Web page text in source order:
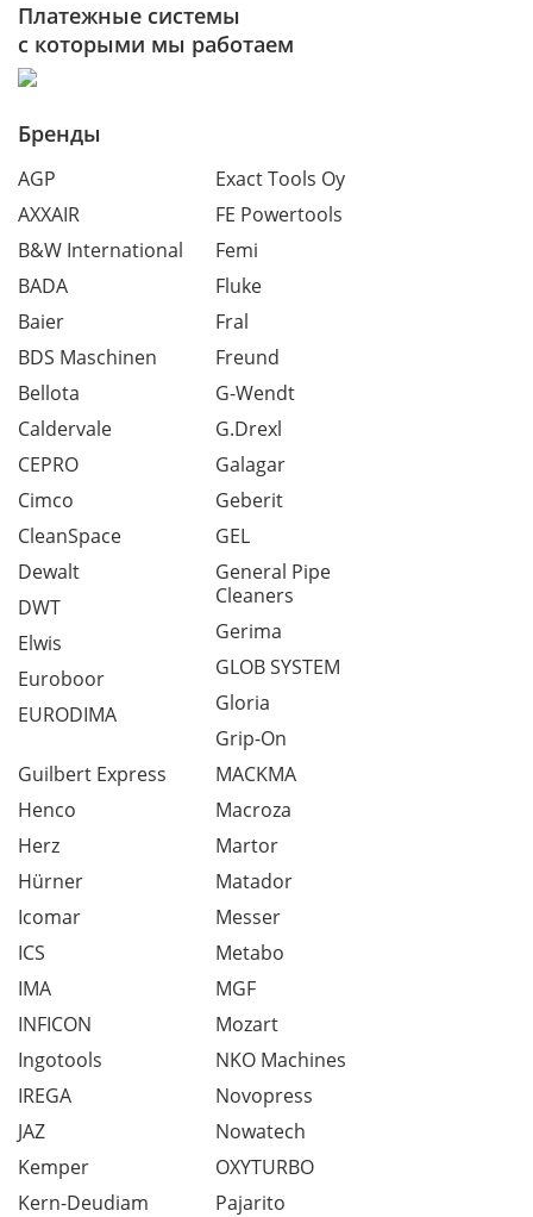
Платежные системы
с которыми мы работаем
Бренды
AGP
AXXAIR
B&W International
BADA
Baier
BDS Maschinen
Bellota
Caldervale
CEPRO
Cimco
CleanSpace
Dewalt
DWT
Elwis
Euroboor
EURODIMA
Exact Tools Oy
FE Powertools
Femi
Fluke
Fral
Freund
G-Wendt
G.Drexl
Galagar
Geberit
GEL
General Pipe
Cleaners
Gerima
GLOB SYSTEM
Gloria
Grip-On
Guilbert Express
Henco
Herz
Hürner
Icomar
ICS
IMA
INFICON
Ingotools
IREGA
JAZ
Kemper
Kern-Deudiam
MACKMA
Macroza
Martor
Matador
Messer
Metabo
MGF
Mozart
NKO Machines
Novopress
Nowatech
OXYTURBO
Pajarito